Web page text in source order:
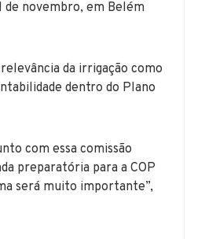
de novembro, em Belém
da irrigação como
dentro do Plano
com essa comissão
preparatória para a COP
será muito importante”,